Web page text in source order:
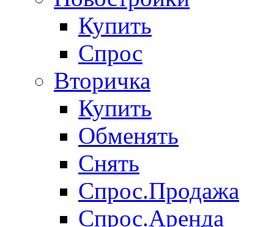
Купить
Спрос
Вторичка
Купить
Обменять
Снять
Спрос.Продажа
Спрос.Аренда